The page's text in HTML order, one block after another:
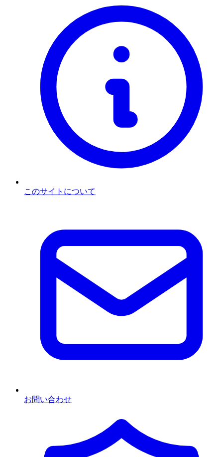
このサイトについて
お問い合わせ